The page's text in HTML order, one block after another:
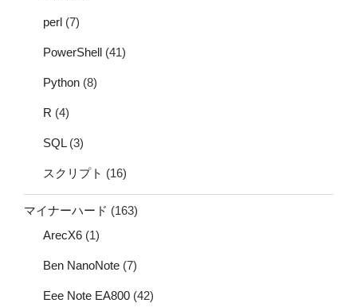
perl (7)
PowerShell (41)
Python (8)
R (4)
SQL(3)
スクリプト (16)
マイナーハード (163)
ArecX6 (1)
Ben NanoNote (7)
Eee Note EA800 (42)